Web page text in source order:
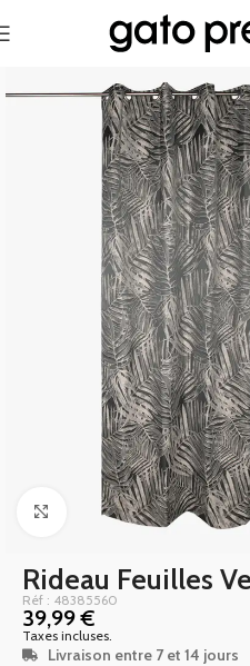
Click to enlarge
Rideau Feuilles
Réf : 48385560
39,99€
Taxes incluses.
Livraison entre 7 et 14 jours